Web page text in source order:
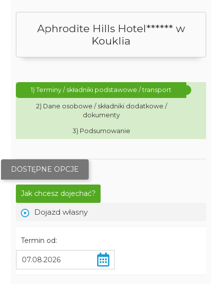
Aphrodite Hills Hotel****** w
Kouklia
1) Terminy / składniki podstawowe / transport
2) Dane osobowe / składniki dodatkowe /
dokumenty
3) Podsumowanie
DOSTĘPNE OPCJE
Jak chcesz dojechać?
Dojazd własny
Termin od: